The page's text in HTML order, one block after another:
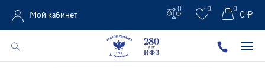
Мой кабинет
0 0 0 ₽
0